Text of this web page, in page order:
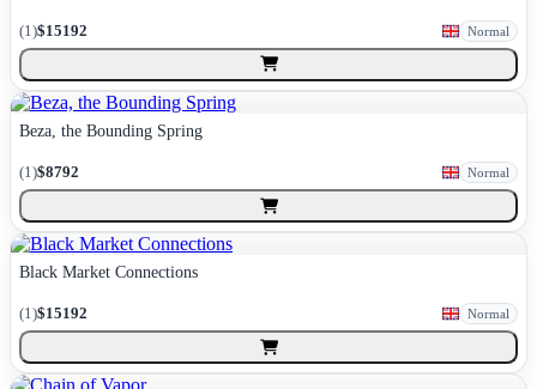
(1)$15192 Normal
Beza, the Bounding Spring
(1)$8792 Normal
Black Market Connections
(1)$15192 Normal